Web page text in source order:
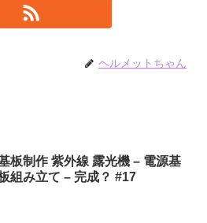
ヘルメットちゃん
板制作 紫外線 露光機 – 電源基
組み立て – 完成？ #17